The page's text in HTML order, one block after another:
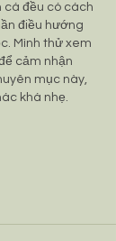
cá đều có cách
điều hướng
Mình thử xem
cảm nhận
mục này,
khá nhẹ.